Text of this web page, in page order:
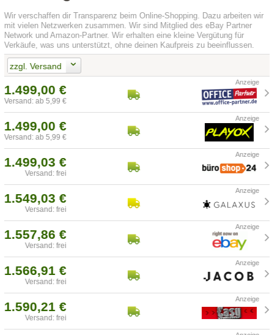
Wir verschaffen dir Transparenz beim Online-Shopping. Dazu arbeiten wir
mit vielen Netzwerken zusammen. Wir sind Mitglied des eBay Partner
Network und Amazon-Partner. Wir erhalten eine kleine Vergütung für
Verkäufe, was uns unterstützt, ohne deinen Kaufpreis zu beeinflussen.
zzgl. Versand
1.499,00 €
Versand: ab 5,99 €
1.499,00 €
Versand: ab 5,99 €
1.499,03 €
Versand: frei
1.549,03 €
Versand: frei
1.557,86 €
Versand: frei
1.566,91 €
Versand: frei
1.590,21 €
Versand: frei